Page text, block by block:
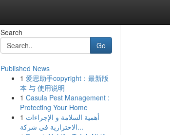
Search
Go
Published News
1 爱思助手copyright：最新版
本 与 使用说明
1 Casula Pest Management :
Protecting Your Home
1 أهمية السلامة و الإجراءات
الاحترازية في شركة...